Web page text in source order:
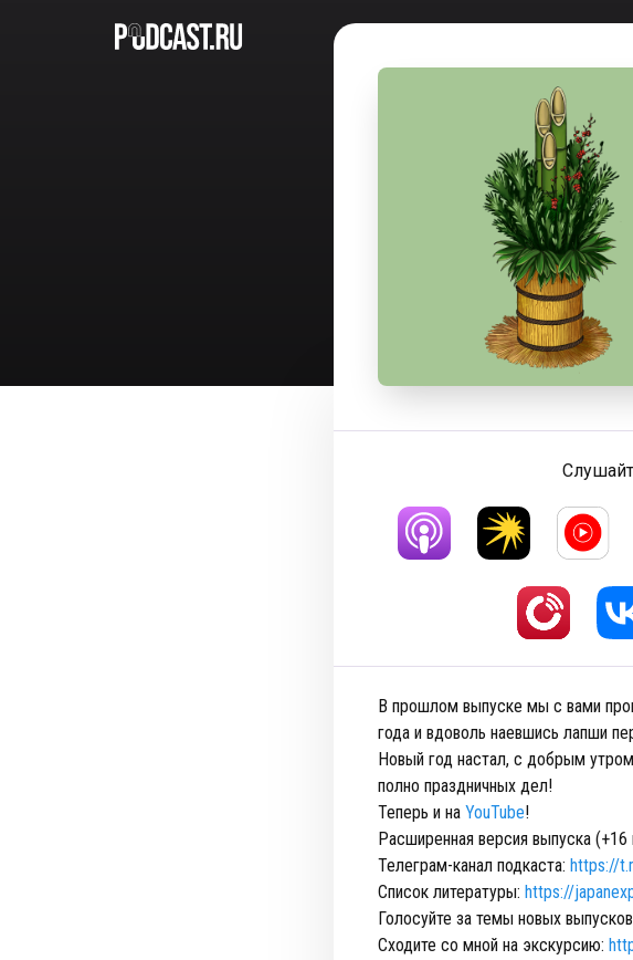
В прошлом выпуске мы с вами
года и вдоволь наевшись лапши
Новый год настал, с добрым
полно праздничных дел!
Теперь и на YouTube!
Расширенная версия выпуска (+16
Телеграм-канал подкаста: https://
Список литературы: https://
Голосуйте за темы новых
Сходите со мной на экскурсию: